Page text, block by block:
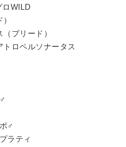
ロWILD
ブリード）
ロペルソナータス
♂
ラティ